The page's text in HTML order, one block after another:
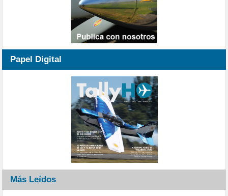
Papel Digital
Más Leídos